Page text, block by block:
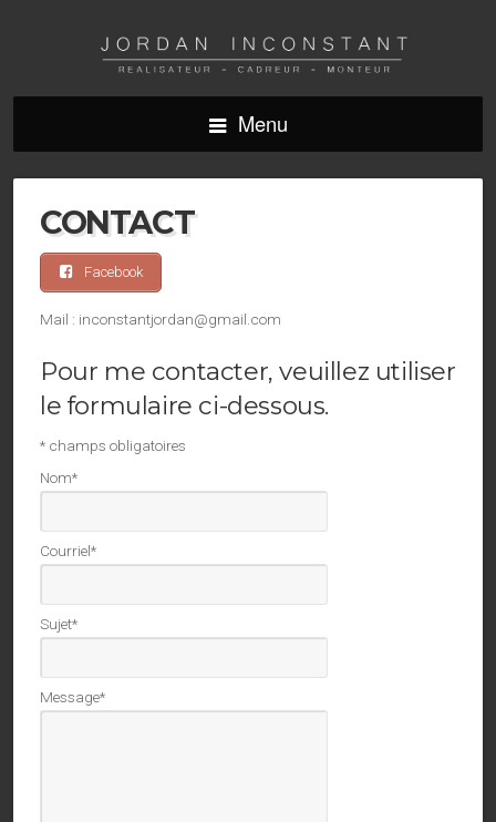
Menu
CONTACT
Facebook
Mail : inconstantjordan@gmail.com
Pour me contacter, veuillez utiliser
le formulaire ci-dessous.
* champs obligatoires
Nom*
Courriel*
Sujet*
Message*